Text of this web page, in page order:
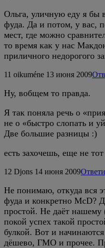
Ольга, уличную еду я бы
фуда. Да и потом, у вас,
мест, где можно
то время как у нас
приличного недорогого
11 oikuméne 13 июня 2009
Ну, вобщем то правда.
Я так поняла речь о
не о «быстро слопать и
Две большие разницы :)
есть захочешь, еще не
12 Djons 14 июня 2009
Не понимаю, откуда вся
фуда и конкретно McD?
простой. Не даёт
покой успех такой
булкой. Вот и
дёшево, ГМО и прочее.